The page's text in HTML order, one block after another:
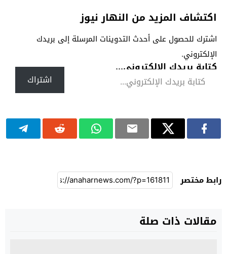
اكتشاف المزيد من النهار نيوز
اشترك للحصول على أحدث التدوينات المرسلة إلى بريدك
الإلكتروني.
كتابة بريدك الإلكتروني...
اشتراك
رابط مختصر
مقالات ذات صلة